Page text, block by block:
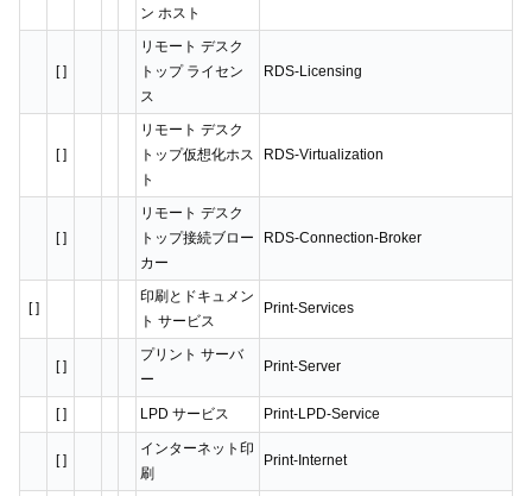
ン ホスト
[ ]
リモート デスク
トップ ライセン
ス
RDS-Licensing
[ ]
リモート デスク
トップ仮想化ホス
ト
RDS-Virtualization
[ ]
リモート デスク
トップ接続ブロー
カー
RDS-Connection-Broker
[ ]
印刷とドキュメン
ト サービス
Print-Services
[ ]
プリント サーバ
ー
Print-Server
[ ] LPD サービス Print-LPD-Service
[ ]
インターネット印
刷
Print-Internet